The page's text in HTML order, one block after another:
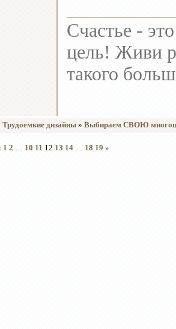
Счастье -
цель! Живи
такого
Трудоемкие дизайны » Выбираем СВОЮ
1 2 … 10 11 12 13 14 … 18 19 »